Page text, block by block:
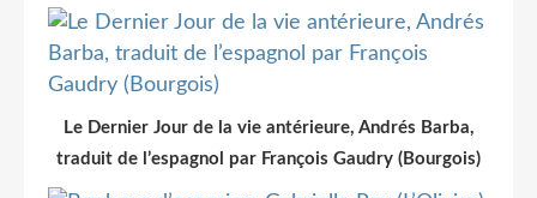
Le Dernier Jour de la vie antérieure, Andrés Barba,
traduit de l’espagnol par François Gaudry (Bourgois)